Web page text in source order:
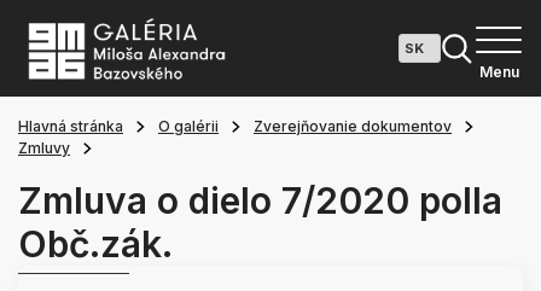
Menu
Hlavná stránka O galérii
Zverejňovanie dokumentov
Zmluvy
Zmluva o dielo 7/2020 polla
Obč.zák.